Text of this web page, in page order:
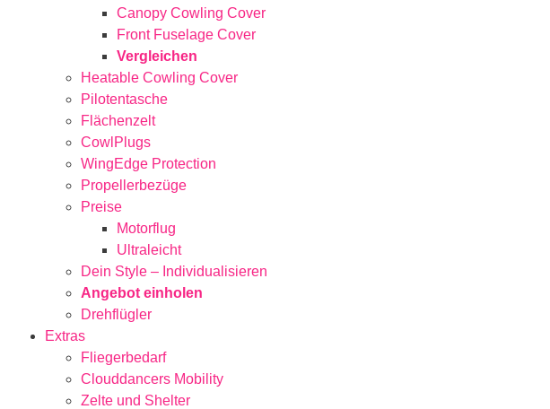
Canopy Cowling Cover
Front Fuselage Cover
Vergleichen
Heatable Cowling Cover
Pilotentasche
Flächenzelt
CowlPlugs
WingEdge Protection
Propellerbezüge
Preise
Motorflug
Ultraleicht
Dein Style – Individualisieren
Angebot einholen
Drehflügler
Extras
Fliegerbedarf
Clouddancers Mobility
Zelte und Shelter